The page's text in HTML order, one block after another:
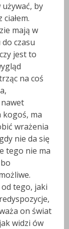
by
mają w
czasu
jest to
na coś
kogoś, ma
wrażenia
nie da się
tego nie ma
tego, jaki
on świat
widzi ów